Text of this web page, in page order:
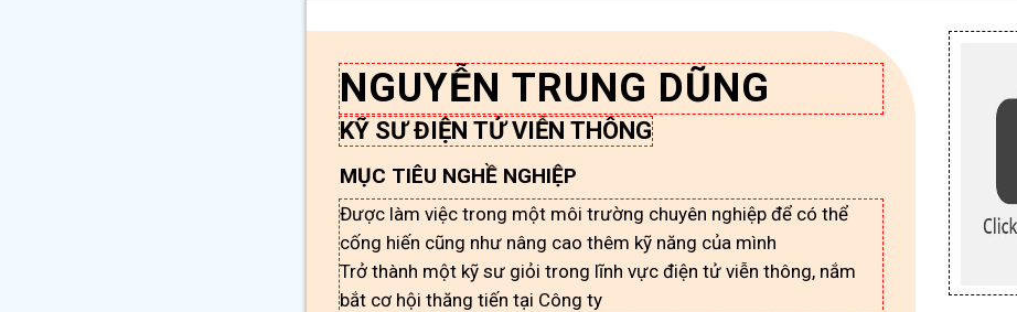
NGUYỄN TRUNG DŨNG
KỸ SƯ ĐIỆN TỬ VIỄN THÔNG
MỤC TIÊU NGHỀ NGHIỆP
Được làm việc trong một môi trường chuyên nghiệp để có thể
cống hiến cũng như nâng cao thêm kỹ năng của mình
Trở thành một kỹ sư giỏi trong lĩnh vực điện tử viễn thông, nắm
bắt cơ hội thăng tiến tại Công ty